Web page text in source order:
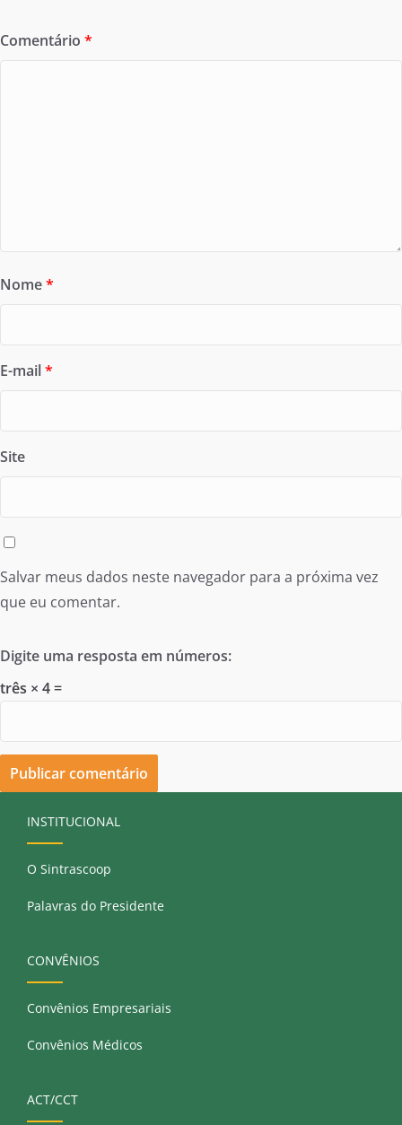
Comentário *
Nome*
E-mail*
Site
Salvar meus dados neste navegador para a próxima vez
que eu comentar.
Digite uma resposta em números:
três × 4 =
INSTITUCIONAL
O Sintrascoop
Palavras do Presidente
CONVÊNIOS
Convênios Empresariais
Convênios Médicos
ACT/CCT